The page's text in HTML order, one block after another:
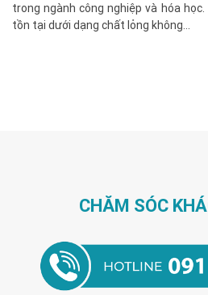
trong ngành công nghiệp và hóa
tồn tại dưới dạng chất lỏng không...
CHĂM SÓC